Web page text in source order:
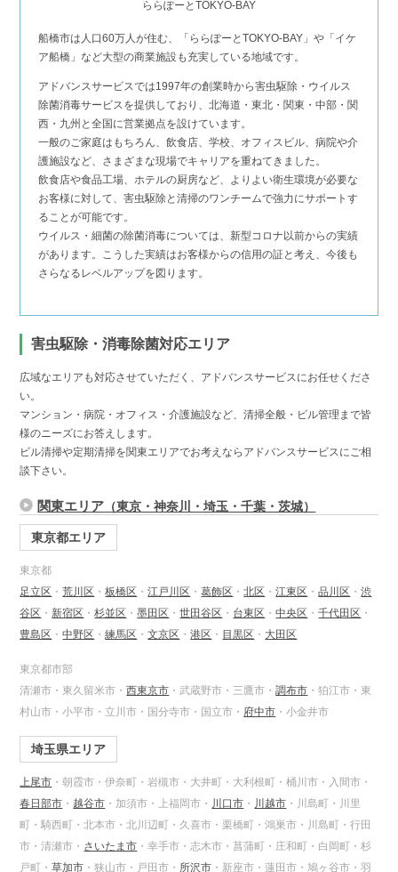
ららぽーとTOKYO-BAY
船橋市は人口60万人が住む、「ららぽーとTOKYO-BAY」や「イケ
ア船橋」など大型の商業施設も充実している地域です。
アドバンスサービスでは1997年の創業時から害虫駆除・ウイルス
除菌消毒サービスを提供しており、北海道・東北・関東・中部・関
西・九州と全国に営業拠点を設けています。
一般のご家庭はもちろん、飲食店、学校、オフィスビル、病院や介
護施設など、さまざまな現場でキャリアを重ねてきました。
飲食店や食品工場、ホテルの厨房など、よりよい衛生環境が必要な
お客様に対して、害虫駆除と清掃のワンチームで強力にサポートす
ることが可能です。
ウイルス・細菌の除菌消毒については、新型コロナ以前からの実績
があります。こうした実績はお客様からの信用の証と考え、今後も
さらなるレベルアップを図ります。
害虫駆除・消毒除菌対応エリア
広域なエリアも対応させていただく、アドバンスサービスにお任せくださ
い。
マンション・病院・オフィス・介護施設など、清掃全般・ビル管理まで皆
様のニーズにお答えします。
ビル清掃や定期清掃を関東エリアでお考えならアドバンスサービスにご相
談下さい。
関東エリア （東京・神奈川・埼玉・千葉・茨城）
東京都エリア
東京都
足立区 ・荒川区 ・板橋区 ・江戸川区 ・葛飾区 ・北区 ・江東区 ・品川区 ・渋
谷区 ・ 新宿区 ・杉並区 ・墨田区 ・世田谷区 ・ 台東区 ・中央区 ・千代田区 ・
豊島区 ・中野区 ・練馬区 ・文京区 ・港区 ・ 目黒区 ・ 大田区
東京都市部
清瀬市・東久留米市・西東京市 ・武蔵野市・三鷹市・調布市 ・狛江市・東
村山市・小平市・立川市・国分寺市・国立市・ 府中市 ・小金井市
埼玉県エリア
上尾市 ・朝霞市・伊奈町・岩槻市・大井町・大利根町・桶川市・入間市・
春日部市 ・ 越谷市 ・加須市・上福岡市・ 川口市 ・ 川越市 ・川島町・川里
町・騎西町・北本市・北川辺町・久喜市・栗橋町・鴻巣市・川島町・行田
市・清瀬市・ さいたま市 ・幸手市・志木市・菖蒲町・庄和町・白岡町・杉
戸町・草加市 ・狭山市・戸田市・ 所沢市 ・新座市・蓮田市・鳩ヶ谷市・羽